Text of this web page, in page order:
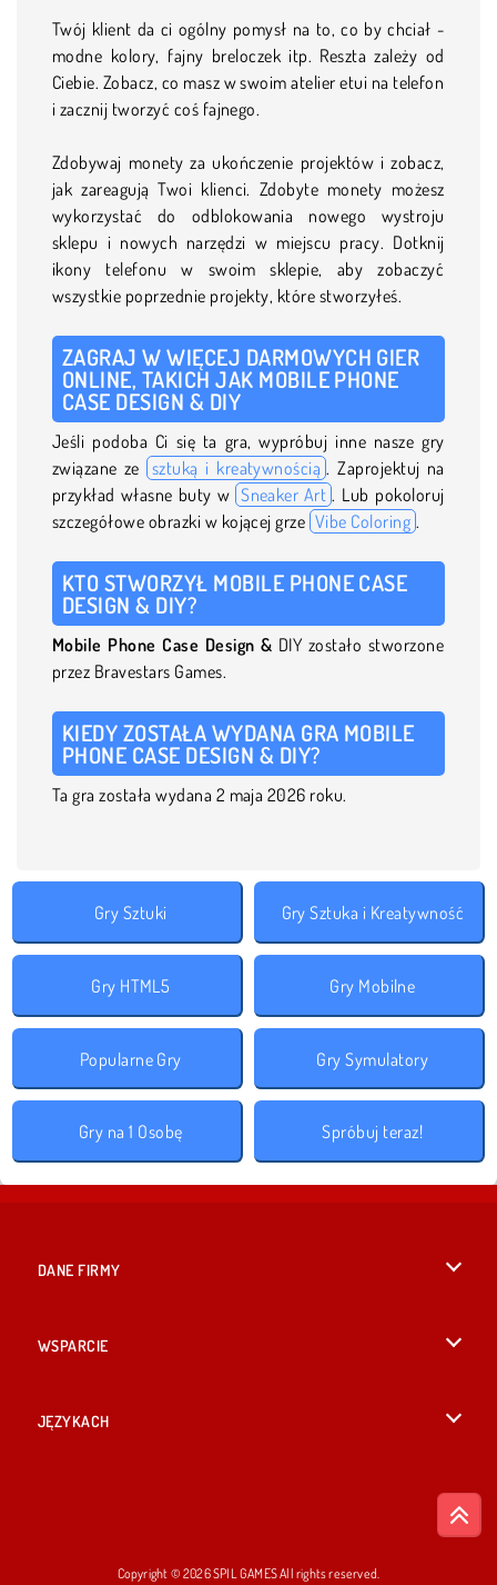
Twój klient da ci ogólny pomysł na to, co by chciał -
modne kolory, fajny breloczek itp. Reszta zależy od
Ciebie. Zobacz, co masz w swoim atelier etui na telefon
i zacznij tworzyć coś fajnego.
Zdobywaj monety za ukończenie projektów i zobacz,
jak zareagują Twoi klienci. Zdobyte monety możesz
wykorzystać do odblokowania nowego wystroju
sklepu i nowych narzędzi w miejscu pracy. Dotknij
ikony telefonu w swoim sklepie, aby zobaczyć
wszystkie poprzednie projekty, które stworzyłeś.
ZAGRAJ W WIĘCEJ DARMOWYCH GIER
ONLINE, TAKICH JAK MOBILE PHONE
CASE DESIGN & DIY
Jeśli podoba Ci się ta gra, wypróbuj inne nasze gry
związane ze sztuką i kreatywnością . Zaprojektuj na
przykład własne buty w Sneaker Art . Lub pokoloruj
szczegółowe obrazki w kojącej grze Vibe Coloring .
KTO STWORZYŁ MOBILE PHONE CASE
DESIGN & DIY?
Mobile Phone Case Design & DIY zostało stworzone
przez Bravestars Games.
KIEDY ZOSTAŁA WYDANA GRA MOBILE
PHONE CASE DESIGN & DIY?
Ta gra została wydana 2 maja 2026 roku.
Gry Sztuki Gry Sztuka i Kreatywność
Gry HTML5 Gry Mobilne
Popularne Gry Gry Symulatory
Gry na 1 Osobę Spróbuj teraz!
DANE FIRMY
WSPARCIE
JĘZYKACH
Copyright © 2026 SPIL GAMES All rights reserved.